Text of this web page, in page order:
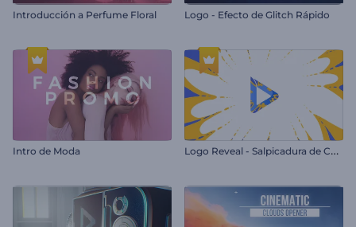
Introducción a Perfume Floral Logo - Efecto de Glitch Rápido
Intro de Moda L
ogo Reveal - Salpicadura de Colores